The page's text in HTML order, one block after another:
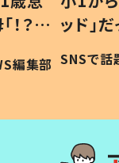
？」
編集部
ッド」
作り
#令和の
SNSで話